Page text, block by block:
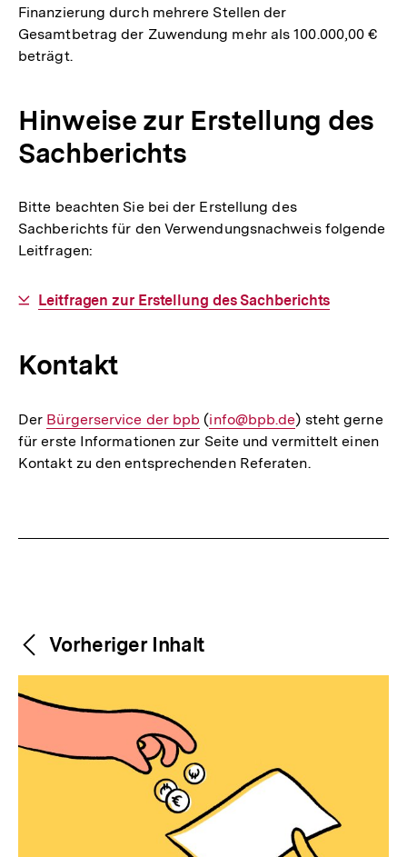
Finanzierung durch mehrere Stellen der
Gesamtbetrag der Zuwendung mehr als 100.000,00 €
beträgt.
Hinweise zur Erstellung des
Sachberichts
Bitte beachten Sie bei der Erstellung des
Sachberichts für den Verwendungsnachweis folgende
Leitfragen:
Interner
Leitfragen zur Erstellung des Sachberichts
Kontakt
Der Interner
Link:
Bürgerservice der bpb (E-
Mail
Link:
info@bpb.de) steht gerne
für erste Informationen zur Seite und vermittelt einen
Kontakt zu den entsprechenden Referaten.
Weitere
Inhalte
Content-
Navigation
Vorheriger Inhalt